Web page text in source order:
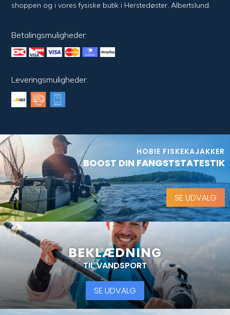
shoppen og i vores fysiske butik i Her­sted­øster, Alberts­lund.
Betalingsmuligheder:
Leveringsmuligheder:
HOBIE FISKEKAJAKKER
BOOST DIN FANGSTSTATESTIK
SE UDVALG
BEKLÆDNING
TIL VANDSPORT
SE UDVALG